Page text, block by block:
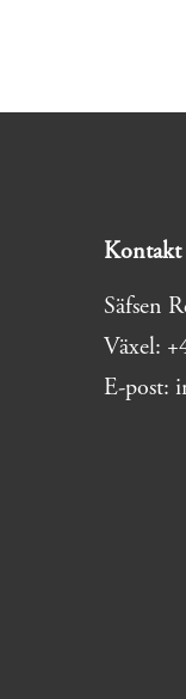
Kontakt
Säfsen
Växel:
E-post: